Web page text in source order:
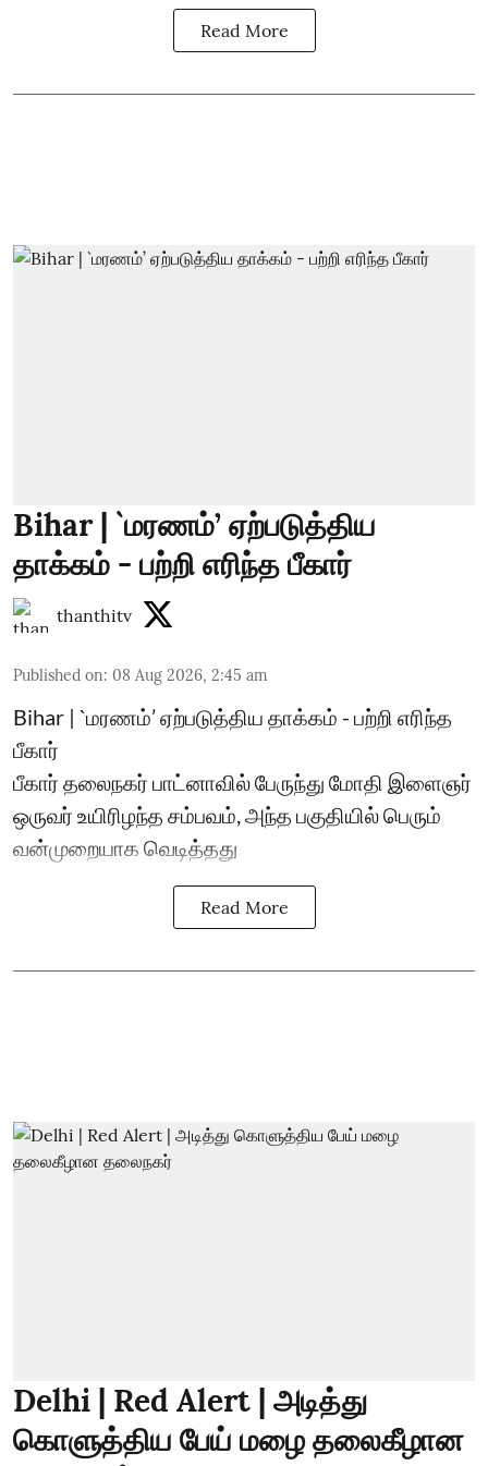
Read More
Bihar | `மரணம்’ ஏற்படுத்திய
தாக்கம் - பற்றி எரிந்த பீகார்
thanthitv
Published on: 08 Aug 2026, 2:45 am
Bihar | `மரணம்’ ஏற்படுத்திய தாக்கம் - பற்றி எரிந்த
பீகார்
பீகார் தலைநகர் பாட்னாவில் பேருந்து மோதி இளைஞர்
ஒருவர் உயிரிழந்த சம்பவம், அந்த பகுதியில் பெரும்
வன்முறையாக வெடித்தது
Read More
Delhi | Red Alert | அடித்து
கொளுத்திய பேய் மழை தலைகீழான